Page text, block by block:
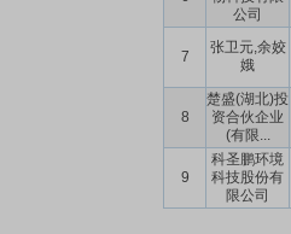
公司
7
张卫元,余姣
娥
8
楚盛(湖北)投
资合伙企业
(有限...
9
科圣鹏环境
科技股份有
限公司